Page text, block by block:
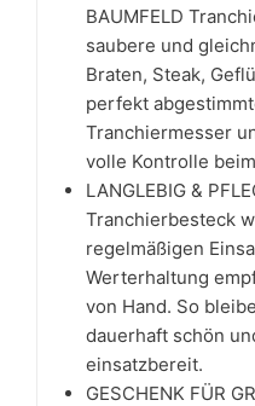
BAUMFELD
saubere und
Braten, Steak,
perfekt
Tranchiermesser
volle Kontrolle
LANGLEBIG &
Tranchierbesteck
regelmäßigen
Werterhaltung
von Hand. So
dauerhaft schön
einsatzbereit.
GESCHENK FÜR